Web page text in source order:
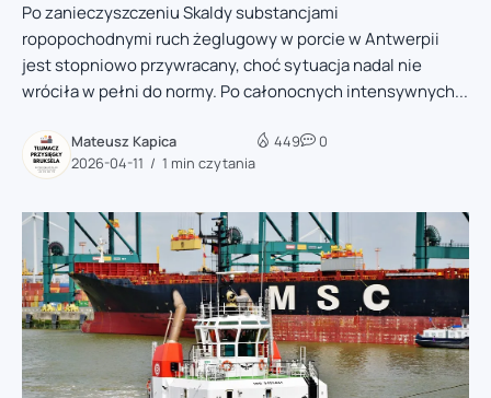
Po zanieczyszczeniu Skaldy substancjami
ropopochodnymi ruch żeglugowy w porcie w Antwerpii
jest stopniowo przywracany, choć sytuacja nadal nie
wróciła w pełni do normy. Po całonocnych intensywnych...
Mateusz Kapica
2026-04-11
1 min czytania
449 0